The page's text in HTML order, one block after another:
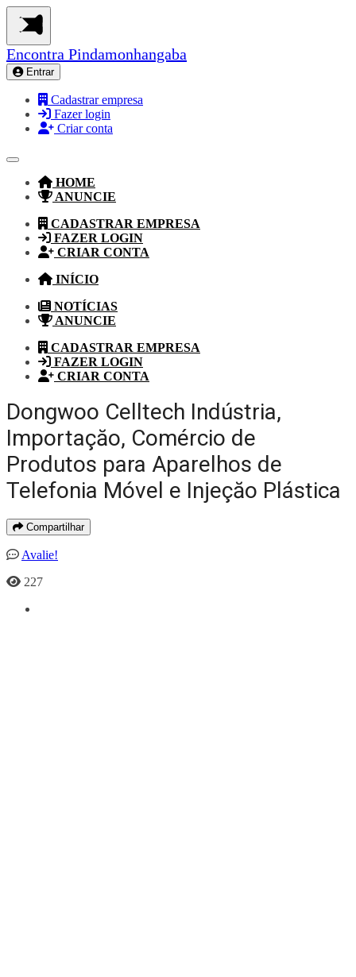
Encontra Pindamonhangaba
Entrar
Cadastrar empresa
Fazer login
Criar conta
HOME
ANUNCIE
CADASTRAR EMPRESA
FAZER LOGIN
CRIAR CONTA
INÍCIO
NOTÍCIAS
ANUNCIE
CADASTRAR EMPRESA
FAZER LOGIN
CRIAR CONTA
Dongwoo Celltech Indústria,
Importaçăo, Comércio de
Produtos para Aparelhos de
Telefonia Móvel e Injeçăo Plástica
Compartilhar
Avalie!
227